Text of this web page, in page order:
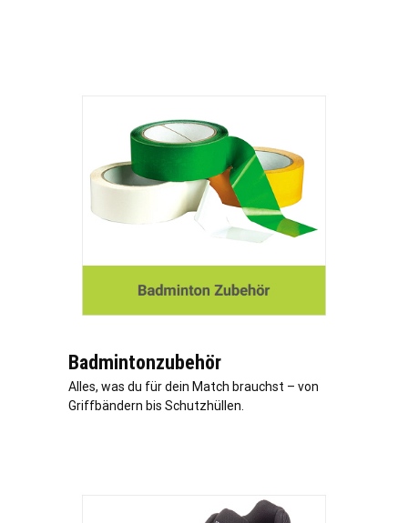
Badmintonzubehör
Alles, was du für dein Match brauchst – von
Griffbändern bis Schutzhüllen.